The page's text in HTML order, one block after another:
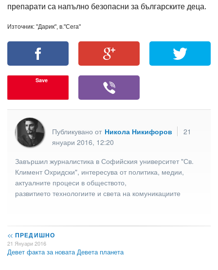
препарати са напълно безопасни за българските деца.
Източник: "Дарик", в."Сега"
Save
Публикувано от Никола Никифоров
21
януари 2016, 12:20
Завършил журналистика в Софийския университет "Св.
Климент Охридски", интересува от политика, медии,
актуалните процеси в обществото,
развитието технологиите и света на комуникациите
<< ПРЕДИШНО
21 Януари 2016
Девет факта за новата Девета планета